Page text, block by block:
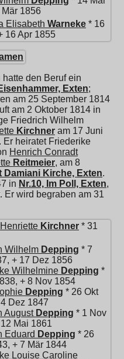
1856
Elisabeth Warneke * 16
16 Apr 1855
hatte den Beruf ein
Exten;
am 25 September 1814
am 2 Oktober 1814 in
Friedrich Wilhelm
Kirchner am 17 Juni
. Er heiratet Friederike
Henrich Conradt
Reitmeier, am 8
Damiani Kirche, Exten.
in Nr.10, Im Poll, Exten,
Er wird begraben am 31
Kirchner * 31
Wilhelm Depping * 7
+ 17 Dez 1856
Wilhelmine Depping *
+ 8 Nov 1854
Depping * 26 Okt
Dez 1847
August Depping * 1 Nov
Mai 1861
Eduard Depping * 26
+ 7 Mär 1844
Louise Caroline